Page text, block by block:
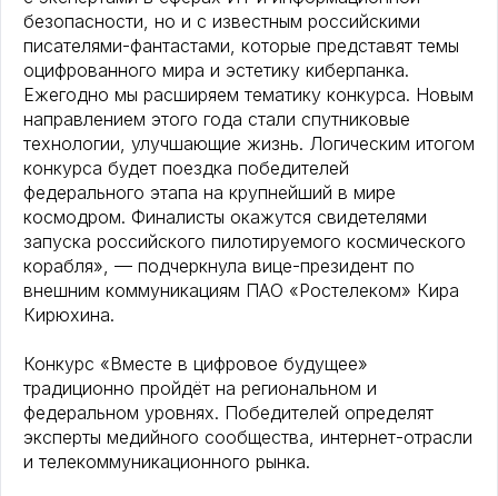
безопасности, но и с известным российскими
писателями-фантастами, которые представят темы
оцифрованного мира и эстетику киберпанка.
Ежегодно мы расширяем тематику конкурса. Новым
направлением этого года стали спутниковые
технологии, улучшающие жизнь. Логическим итогом
конкурса будет поездка победителей
федерального этапа на крупнейший в мире
космодром. Финалисты окажутся свидетелями
запуска российского пилотируемого космического
корабля», — подчеркнула вице-президент по
внешним коммуникациям ПАО «Ростелеком» Кира
Кирюхина.
Конкурс «Вместе в цифровое будущее»
традиционно пройдёт на региональном и
федеральном уровнях. Победителей определят
эксперты медийного сообщества, интернет-отрасли
и телекоммуникационного рынка.